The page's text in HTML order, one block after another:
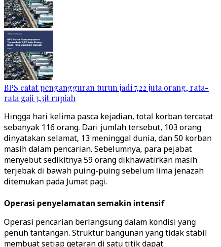
BPS catat pengangguran turun jadi 7,22 juta orang, rata-
rata gaji 3,3jt rupiah
Hingga hari kelima pasca kejadian, total korban tercatat
sebanyak 116 orang. Dari jumlah tersebut, 103 orang
dinyatakan selamat, 13 meninggal dunia, dan 50 korban
masih dalam pencarian. Sebelumnya, para pejabat
menyebut sedikitnya 59 orang dikhawatirkan masih
terjebak di bawah puing-puing sebelum lima jenazah
ditemukan pada Jumat pagi.
Operasi penyelamatan semakin intensif
Operasi pencarian berlangsung dalam kondisi yang
penuh tantangan. Struktur bangunan yang tidak stabil
membuat setiap getaran di satu titik dapat